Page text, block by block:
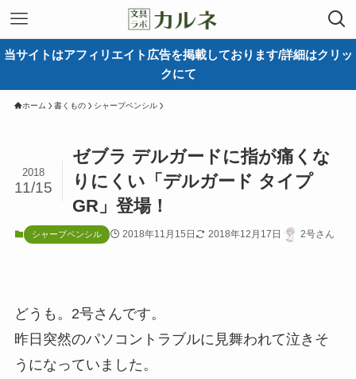
当サイトはアフィリエイト広告を掲載しております/詳細はクリッ
クにて
ホーム 書くもの シャープペンシル
ゼブラ デルガードに指が痛くな
りにくい「デルガード タイプ
GR」登場！
2018
11/15
シャープペンシル 2018年11月15日 2018年12月17日 2号さん
どうも。2号さんです。
昨日突然のパソコントラブルに見舞われて泣きそ
うになっていました。